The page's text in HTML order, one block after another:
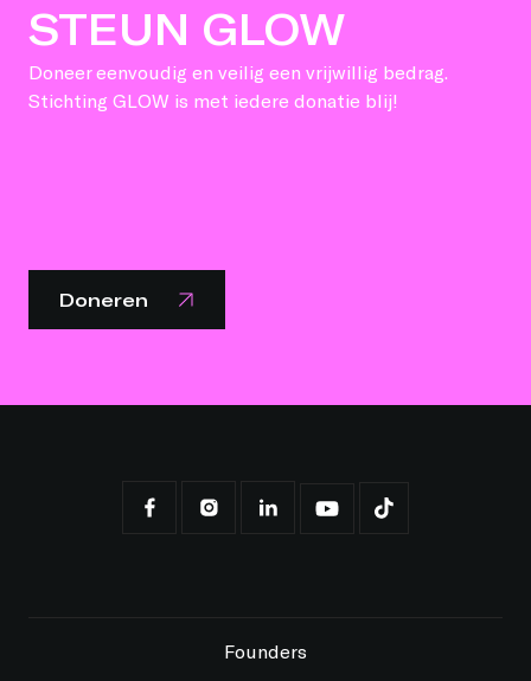
STEUN GLOW
Doneer eenvoudig en veilig een vrijwillig bedrag.
Stichting GLOW is met iedere donatie blij!
Doneren
Founders